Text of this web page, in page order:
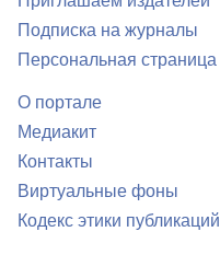
Подписка на журналы
Персональная страница
О портале
Медиакит
Контакты
Виртуальные фоны
Кодекс этики публикаций